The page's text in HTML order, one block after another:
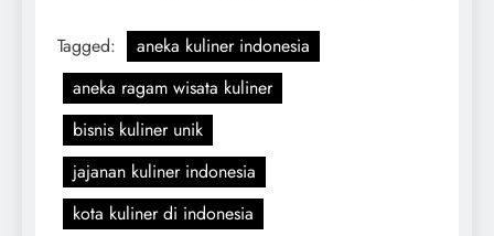
Tagged:
aneka kuliner indonesia
aneka ragam wisata kuliner
bisnis kuliner unik
jajanan kuliner indonesia
kota kuliner di indonesia